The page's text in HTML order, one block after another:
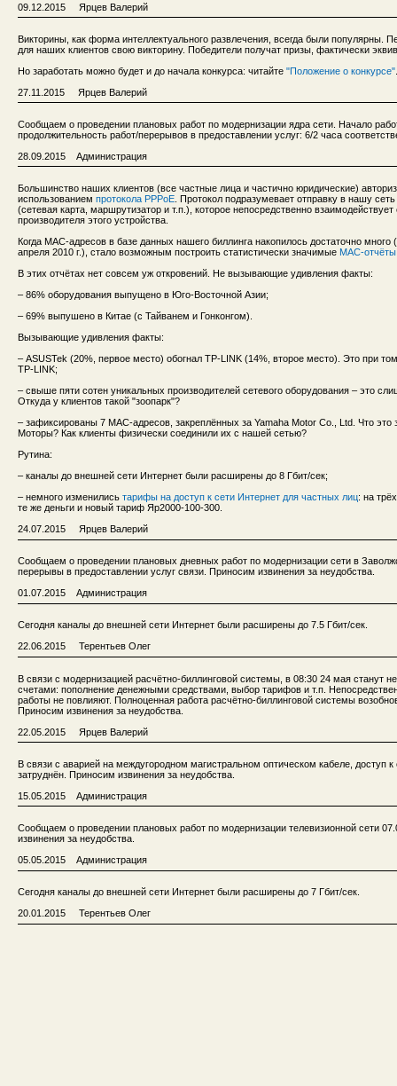
09.12.2015 Ярцев Валерий
Викторины, как форма интеллектуального развлечения, всегда были
для наших клиентов свою викторину. Победители получат призы, фактически
Но заработать можно будет и до начала конкурса: читайте "Положение о конкурсе"
27.11.2015 Ярцев Валерий
Сообщаем о проведении плановых работ по модернизации ядра сети. Начало
продолжительность работ/перерывов в предоставлении услуг: 6/2 часа
28.09.2015 Администрация
Большинство наших клиентов (все частные лица и частично юридические)
использованием протокола PPPoE . Протокол подразумевает отправку в нашу
(сетевая карта, маршрутизатор и т.п.), которое непосредственно
производителя этого устройства.
Когда MAC-адресов в базе данных нашего биллинга накопилось достаточно
апреля 2010 г.), стало возможным построить статистически значимые MAC-отчёты
В этих отчётах нет совсем уж откровений. Не вызывающие удивления факты:
– 86% оборудования выпущено в Юго-Восточной Азии;
– 69% выпушено в Китае (с Тайванем и Гонконгом).
Вызывающие удивления факты:
– ASUSTek (20%, первое место) обогнал TP-LINK (14%, второе место). Это при
TP-LINK;
– свыше пяти сотен уникальных производителей сетевого оборудования – это
Откуда у клиентов такой "зоопарк"?
– зафиксированы 7 MAC-адресов, закреплённых за Yamaha Motor Co., Ltd. Что
Моторы? Как клиенты физически соединили их с нашей сетью?
Рутина:
– каналы до внешней сети Интернет были расширены до 8 Гбит/сек;
– немного изменились тарифы на доступ к сети Интернет для частных лиц: на
те же деньги и новый тариф Яр2000-100-300.
24.07.2015 Ярцев Валерий
Сообщаем о проведении плановых дневных работ по модернизации сети в
перерывы в предоставлении услуг связи. Приносим извинения за неудобства.
01.07.2015 Администрация
Сегодня каналы до внешней сети Интернет были расширены до 7.5 Гбит/сек.
22.06.2015 Терентьев Олег
В связи с модернизацией расчётно-биллинговой системы, в 08:30 24 мая станут
счетами: пополнение денежными средствами, выбор тарифов и т.п.
работы не повлияют. Полноценная работа расчётно-биллинговой системы
Приносим извинения за неудобства.
22.05.2015 Ярцев Валерий
В связи с аварией на междугородном магистральном оптическом кабеле, доступ
затруднён. Приносим извинения за неудобства.
15.05.2015 Администрация
Сообщаем о проведении плановых работ по модернизации телевизионной сети
извинения за неудобства.
05.05.2015 Администрация
Сегодня каналы до внешней сети Интернет были расширены до 7 Гбит/сек.
20.01.2015 Терентьев Олег